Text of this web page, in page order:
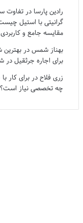
رادین پارسا درتفاوت
گرانیتی با استیل
مقایسه جامع و کاربردی
بهناز شمس در
برای اجاره جرثقیل
زری فلاح دربرای کار
چه تخصصی نیاز است؟